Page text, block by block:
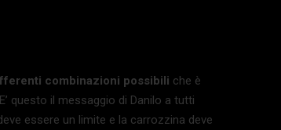
combinazioni possibili che è
questo il messaggio di Danilo a tutti
essere un limite e la carrozzina deve